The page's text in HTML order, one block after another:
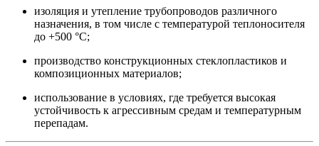
изоляция и утепление трубопроводов различного
назначения, в том числе с температурой теплоносителя
до +500 °C;
производство конструкционных стеклопластиков и
композиционных материалов;
использование в условиях, где требуется высокая
устойчивость к агрессивным средам и температурным
перепадам.